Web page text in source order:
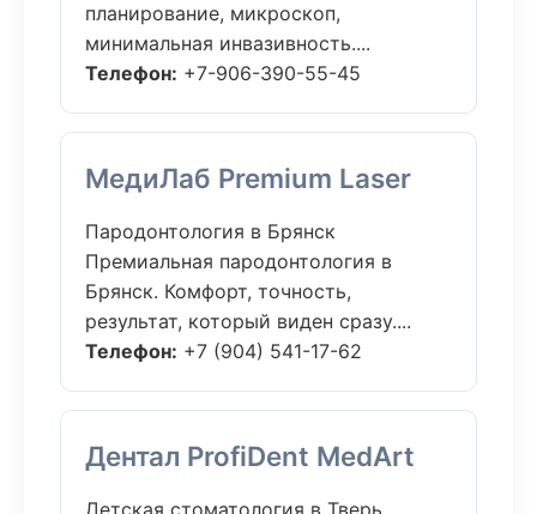
планирование, микроскоп,
минимальная инвазивность....
Телефон: +7-906-390-55-45
МедиЛаб Premium Laser
Пародонтология в Брянск
Премиальная пародонтология в
Брянск. Комфорт, точность,
результат, который виден сразу....
Телефон: +7 (904) 541-17-62
Дентал ProfiDent MedArt
Детская стоматология в Тверь